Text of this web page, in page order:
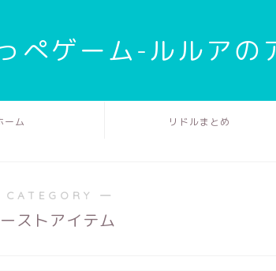
ぺゲーム-ルルアの
ーム リドルまとめ
―
ストアイテム